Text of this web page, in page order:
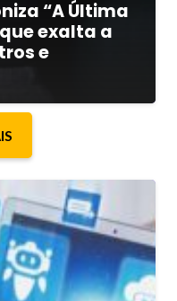
“A Última
exalta a
e